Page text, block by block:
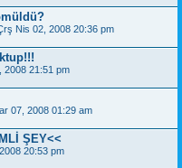
Nis 02, 2008 20:36 pm
2008 21:51 pm
07, 2008 01:29 am
ŞEY<<
20:53 pm